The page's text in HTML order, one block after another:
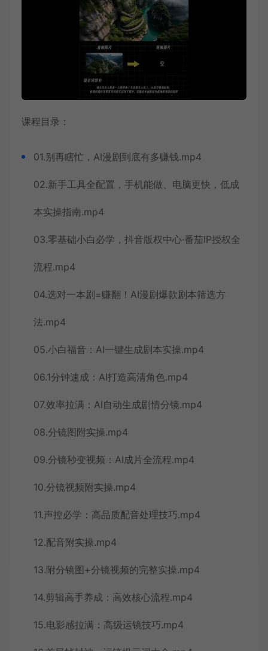
课程目录：
01.别再瞎忙，AI漫剧到底有多赚钱.mp4
02.新手工具全配置，手机能做、电脑更快，低成
本实操指南.mp4
03.零基础小白必学，抖音版权中心·番茄IP授权全
流程.mp4
04.选对一本剧=赚翻！AI漫剧爆款剧本筛选方
法.mp4
05.小白福音：AI一键生成剧本实操.mp4
06.1分钟速成：AI打造高清角色.mp4
07.效率拉满：AI自动生成剧情分镜.mp4
08.分镜图附实操.mp4
09.分镜秒变视频：AI成片全流程.mp4
10.分镜视频附实操.mp4
11.声控必学：高品质配音处理技巧.mp4
12.配音附实操.mp4
13.附分镜图+分镜视频的完整实操.mp4
14.剪辑高手养成：高效核心流程.mp4
15.电影感拉满：高级运镜技巧.mp4